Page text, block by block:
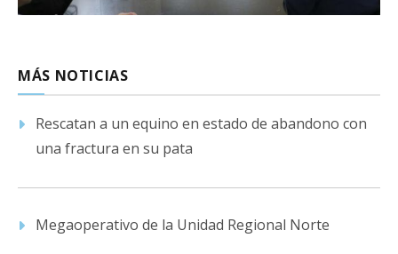
MÁS NOTICIAS
Rescatan a un equino en estado de abandono con
una fractura en su pata
Megaoperativo de la Unidad Regional Norte